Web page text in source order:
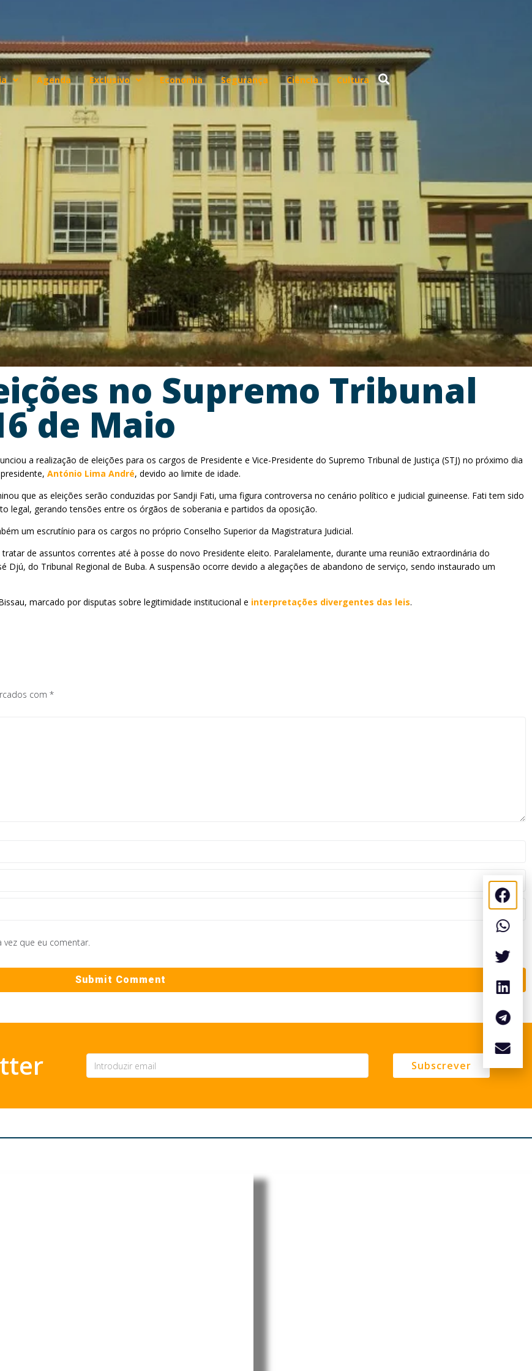
Agenda Exclusivo Economia Segurança Ciência Cultura
no Supremo Tribunal
de Maio
a realização de eleições para os cargos de Presidente e Vice-Presidente do Supremo Tribunal de Justiça (STJ) no próximo dia
António Lima André, devido ao limite de idade.
que as eleições serão conduzidas por Sandji Fati, uma figura controversa no cenário político e judicial guineense. Fati tem sido
legal, gerando tensões entre os órgãos de soberania e partidos da oposição.
um escrutínio para os cargos no próprio Conselho Superior da Magistratura Judicial.
de assuntos correntes até à posse do novo Presidente eleito. Paralelamente, durante uma reunião extraordinária do
Djú, do Tribunal Regional de Buba. A suspensão ocorre devido a alegações de abandono de serviço, sendo instaurado um
marcado por disputas sobre legitimidade institucional e interpretações divergentes das leis.
com *
que eu comentar.
Subscrever